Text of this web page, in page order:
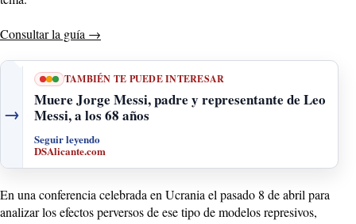
Consultar la guía →
→
TAMBIÉN TE PUEDE INTERESAR
Muere Jorge Messi, padre y representante de Leo
Messi, a los 68 años
Seguir leyendo
DSAlicante.com
En una conferencia celebrada en Ucrania el pasado 8 de abril para
analizar los efectos perversos de ese tipo de modelos represivos,